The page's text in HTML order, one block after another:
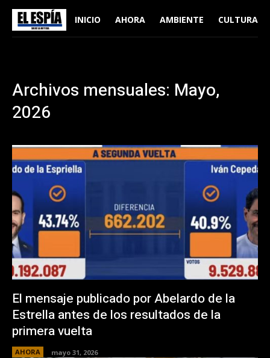
INICIO AHORA AMBIENTE CULTURA
Archivos mensuales: Mayo,
2026
El mensaje publicado por Abelardo de la
Estrella antes de los resultados de la
primera vuelta
AHORA mayo 31, 2026